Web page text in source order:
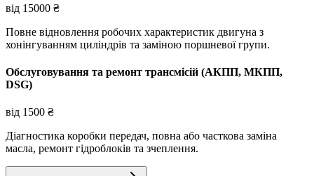
від 15000 ₴
Повне відновлення робочих характеристик двигуна з
хонінгуванням циліндрів та заміною поршневої групи.
Обслуговування та ремонт трансмісій (АКПП, МКПП,
DSG)
від 1500 ₴
Діагностика коробки передач, повна або часткова заміна
масла, ремонт гідроблоків та зчеплення.